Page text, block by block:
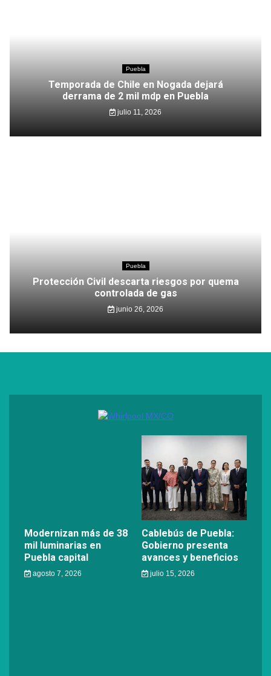
Puebla
Temporada de Chile en Nogada dejará
derrama de 2 mil mdp en Puebla
julio 11, 2026
Puebla
Protección Civil descarta riesgos por quema
controlada de gas
junio 26, 2026
Modernizan más de 38
mil luminarias en
Puebla capital
agosto 7, 2026
Cablebús de Puebla:
Gobierno presenta
avances y beneficios
julio 15, 2026